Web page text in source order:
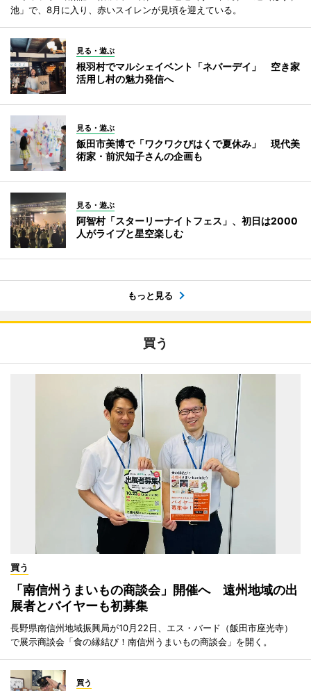
池」で、8月に入り、赤いスイレンが見頃を迎えている。
見る・遊ぶ
根羽村でマルシェイベント「ネバーデイ」 空き家
活用し村の魅力発信へ
見る・遊ぶ
飯田市美博で「ワクワクびはくで夏休み」 現代美
術家・前沢知子さんの企画も
見る・遊ぶ
阿智村「スターリーナイトフェス」、初日は2000
人がライブと星空楽しむ
もっと見る
買う
買う
「南信州うまいもの商談会」開催へ 遠州地域の出
展者とバイヤーも初募集
長野県南信州地域振興局が10月22日、エス・バード（飯田市座光寺）
で展示商談会「食の縁結び！南信州うまいもの商談会」を開く。
買う